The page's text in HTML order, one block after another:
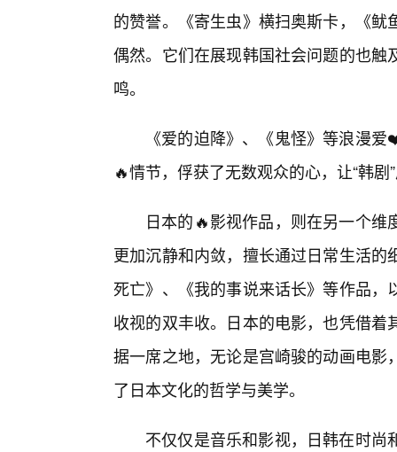
的赞誉。《寄生虫》横扫奥斯卡，《
偶然。它们在展现韩国社会问题的也
鸣。
《爱的迫降》、《鬼怪》等浪漫
🔥情节，俘获了无数观众的心，让“韩
日本的🔥影视作品，则在另一个
更加沉静和内敛，擅长通过日常生活
死亡》、《我的事说来话长》等作品
收视的双丰收。日本的电影，也凭借
据一席之地，无论是宫崎骏的动画电
了日本文化的哲学与美学。
不仅仅是音乐和影视，日韩在时